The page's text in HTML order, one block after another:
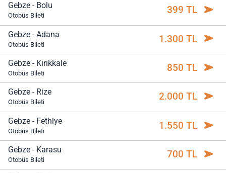
Gebze - Bolu
Otobüs Bileti 399 TL
Gebze - Adana
Otobüs Bileti 1.300 TL
Gebze - Kırıkkale
Otobüs Bileti 850 TL
Gebze - Rize
Otobüs Bileti 2.000 TL
Gebze - Fethiye
Otobüs Bileti 1.550 TL
Gebze - Karasu
Otobüs Bileti 700 TL